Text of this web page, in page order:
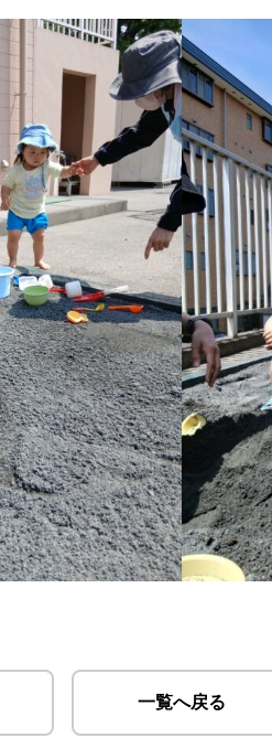
一覧へ戻る